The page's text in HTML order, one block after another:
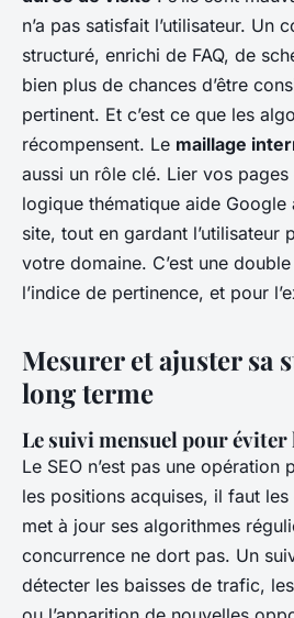
n’a pas satisfait l’utilisateur. Un
structuré, enrichi de FAQ, de
bien plus de chances d’être
pertinent. Et c’est ce que les
récompensent. Le maillage
aussi un rôle clé. Lier vos
logique thématique aide
site, tout en gardant l’utilisateur
votre domaine. C’est une
l’indice de pertinence, et pour
Mesurer et ajuster sa
long terme
Le suivi mensuel pour éviter
Le SEO n’est pas une opération
les positions acquises, il faut
met à jour ses algorithmes
concurrence ne dort pas. Un
détecter les baisses de trafic,